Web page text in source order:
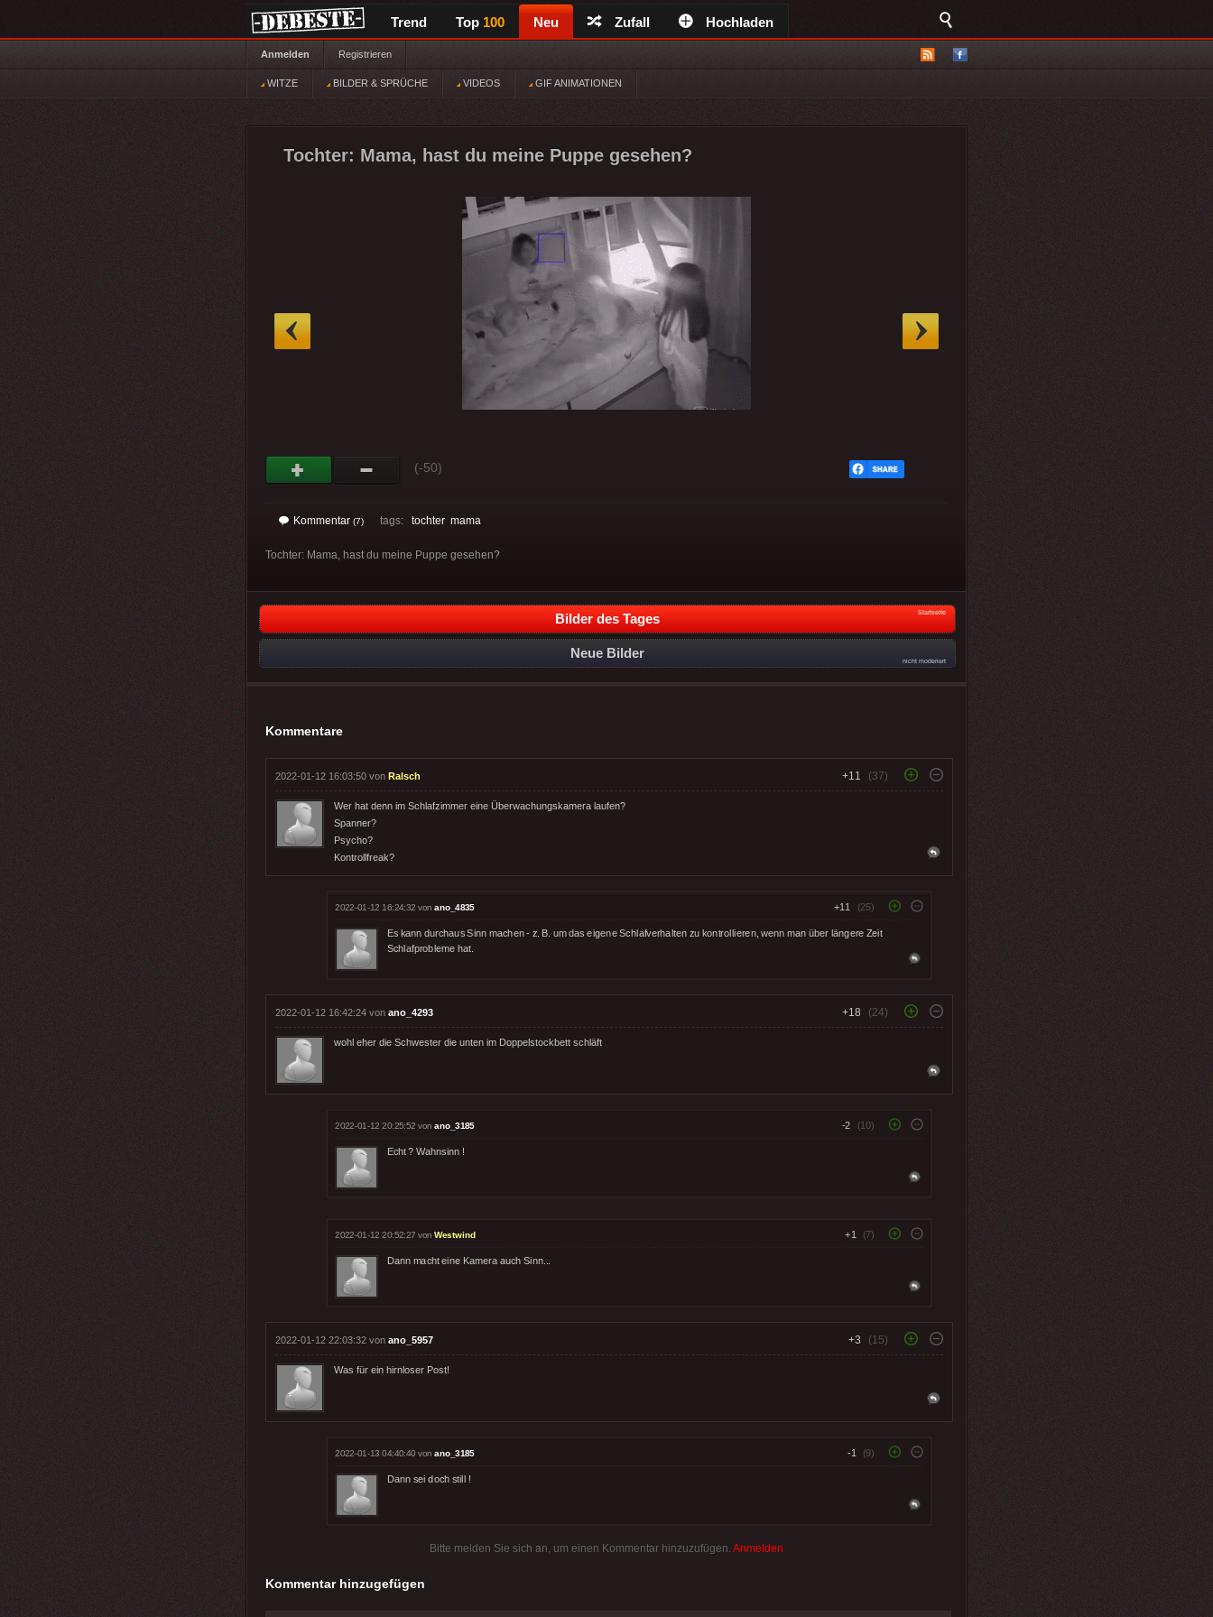
Trend Top 100 Neu Zufall Hochladen
Anmelden Registrieren
WITZE BILDER & SPRÜCHE VIDEOS GIF ANIMATIONEN
Tochter: Mama, hast du meine Puppe gesehen?
(-50)
Kommentar (7) tags: tochter mama
Tochter: Mama, hast du meine Puppe gesehen?
Bilder des Tages Startseite
Neue Bilder
nicht moderiert
Kommentare
2022-01-12 16:03:50 von Ralsch +11 (37)
Wer hat denn im Schlafzimmer eine Überwachungskamera laufen?
Spanner?
Psycho?
Kontrollfreak?
2022-01-12 16:24:32 vonano_4835 +11 (25)
Es kann durchaus Sinn machen - z. B. um das eigene Schlafverhalten zu kontrollieren, wenn man über längere Zeit
Schlafprobleme hat.
2022-01-12 16:42:24 von ano_4293 +18 (24)
wohl eher die Schwester die unten im Doppelstockbett schläft
2022-01-12 20:25:52 vonano_3185 -2 (10)
Echt ? Wahnsinn !
2022-01-12 20:52:27 vonWestwind +1 (7)
Dann macht eine Kamera auch Sinn...
2022-01-12 22:03:32 von ano_5957 +3 (15)
Was für ein hirnloser Post!
2022-01-13 04:40:40 vonano_3185 -1 (9)
Dann sei doch still !
Bitte melden Sie sich an, um einen Kommentar hinzuzufügen. Anmelden
Kommentar hinzugefügen